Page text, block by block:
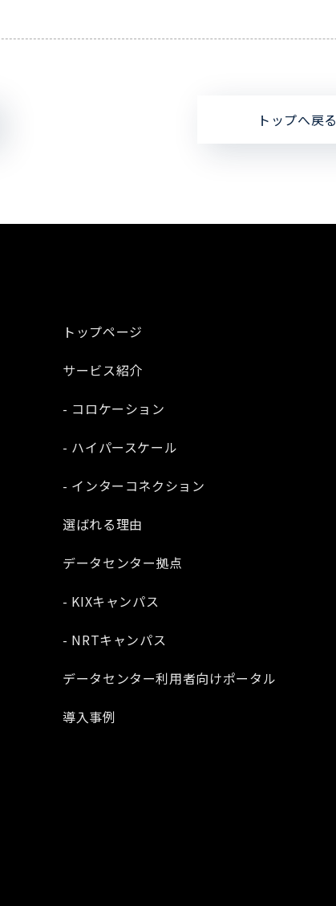
トップへ戻る
トップページ
サービス紹介
- コロケーション
- ハイパースケール
- インターコネクション
選ばれる理由
データセンター拠点
- KIXキャンパス
- NRTキャンパス
データセンター利用者向けポータル
導入事例